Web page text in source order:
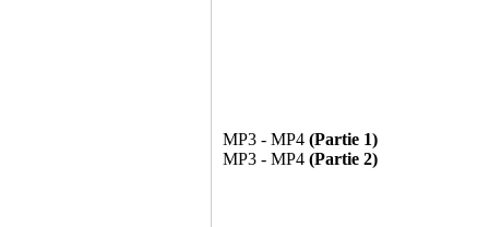
MP3 - MP4 (Partie 1)
MP3 - MP4 (Partie 2)